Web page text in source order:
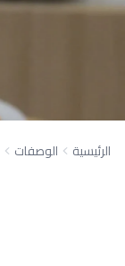
الرئيسية الوصفات